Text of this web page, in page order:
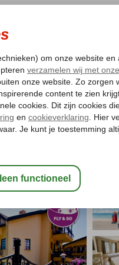
2026 ZONVAKANTIE
Gratis annuleren*